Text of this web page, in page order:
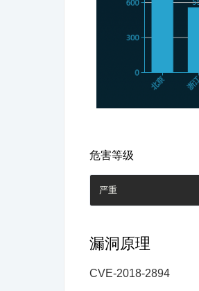
危害等级
严重
漏洞原理
CVE-2018-2894